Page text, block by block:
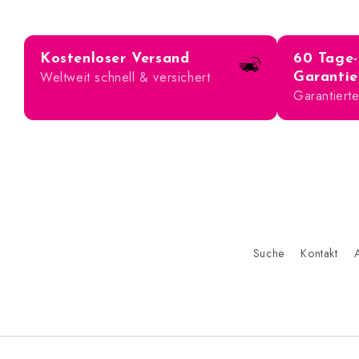
Kostenloser Versand
Weltweit schnell & versichert
60
Garantie
Suche
Kontakt